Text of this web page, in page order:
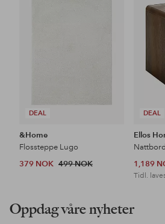
DEAL
&Home
Flossteppe Lugo
379 NOK 499 NOK
DEAL
Ellos
1,189
Tidl.
Oppdag våre nyheter